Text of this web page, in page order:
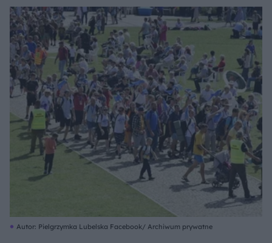
Autor: Pielgrzymka Lubelska Facebook/ Archiwum prywatne